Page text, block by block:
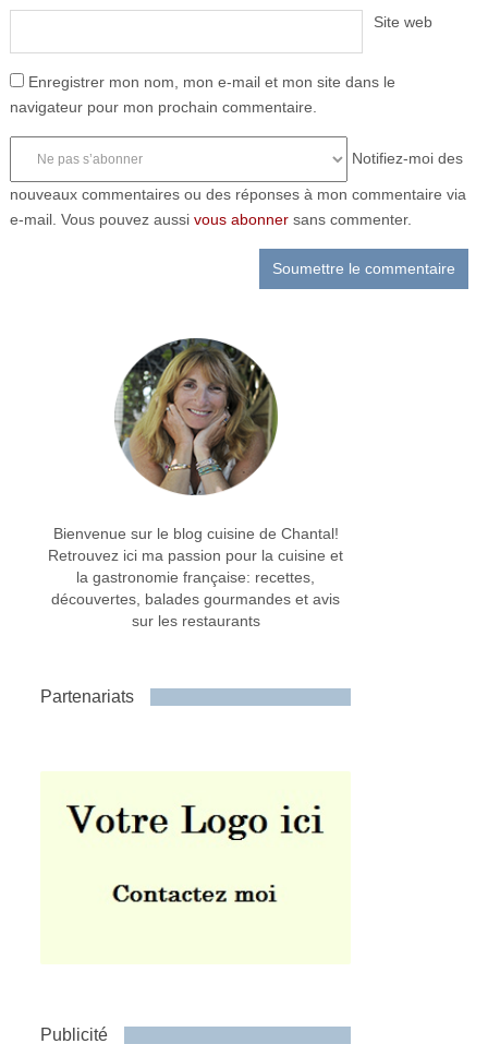
Site web
Enregistrer mon nom, mon e-mail et mon site dans le
navigateur pour mon prochain commentaire.
Notifiez-moi des
nouveaux commentaires ou des réponses à mon commentaire via
e-mail. Vous pouvez aussi vous abonnersans commenter.
Bienvenue sur le blog cuisine de Chantal!
Retrouvez ici ma passion pour la cuisine et
la gastronomie française: recettes,
découvertes, balades gourmandes et avis
sur les restaurants
Partenariats
Publicité